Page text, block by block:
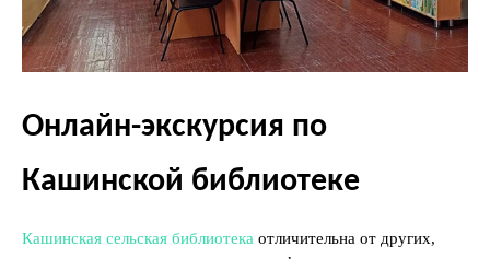
Онлайн-экскурсия по
Кашинской библиотеке
Кашинская сельская библиотека отличительна от других,